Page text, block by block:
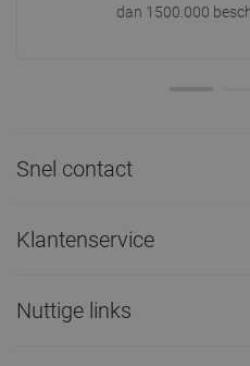
dan 1500.000
Snel contact
Klantenservice
Nuttige links